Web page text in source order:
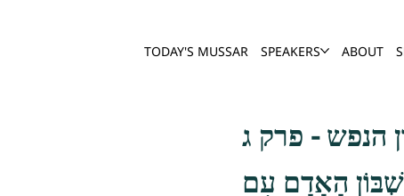
TODAY'S MUSSAR SPEAKERS ABOUT
הנפש - פרק ג
הָאָדָם עִם